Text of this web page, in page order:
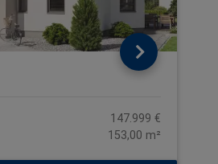
147.999 €
153,00 m²